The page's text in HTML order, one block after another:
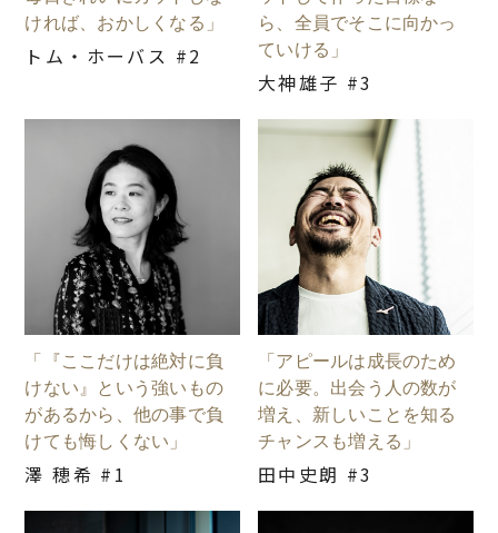
ければ、おかしくなる」
トム・ホーバス #2
ら、全員でそこに向かっ
ていける」
大神雄子 #3
「『ここだけは絶対に負
けない』という強いもの
があるから、他の事で負
けても悔しくない」
澤 穂希 #1
「アピールは成長のため
に必要。出会う人の数が
増え、新しいことを知る
チャンスも増える」
田中史朗 #3